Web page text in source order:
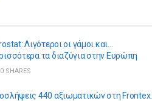
Λιγότεροι οι γάμοι και…
τα διαζύγια στην Ευρώπη
0 SHARES
440 αξιωματικών στη Frontex…